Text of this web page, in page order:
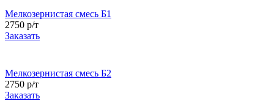
Мелкозернистая смесь Б1
2750 р/т
Заказать
Мелкозернистая смесь Б2
2750 р/т
Заказать